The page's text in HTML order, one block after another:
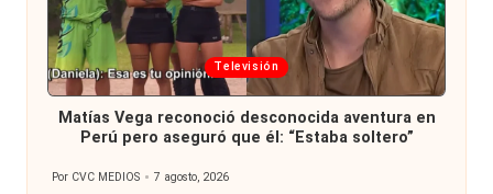
Publicada
en
Televisión
Matías Vega reconoció desconocida aventura en
Perú pero aseguró que él: “Estaba soltero”
Publicado
Por CVC MEDIOS 7 agosto, 2026